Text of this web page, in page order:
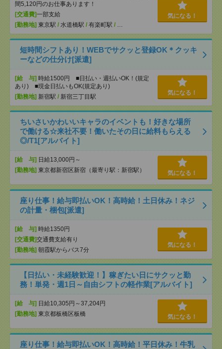
間5,120円のお仕事あります！
[交通費]一部支給
[勤務地] 東京駅 / 水道橋駅 / 有楽町駅 / …
気になる！
短時間シフトあり！WEBでサクッと登録OK＊クッキ
ーなどの仕分け[派遣]
[給 与] 時給1500円 ■日払い・週払いOK！(規定
あり) ■現金日払いもOK(規定あり)
[勤務地] 新宿駅 / 新宿三丁目駅
気になる！
ちいさいかわいいキャラのイベントも！好きな場所
で働ける☆来社不要！働いたその日に給料もらえる
◎/T1[アルバイト]
[給 与] 日給13,000円～
[勤務地] 東京都新宿区新宿（最寄り駅：新宿駅） 気になる！
座り仕事！給与即払いOK！高時給！土日休み！ネジ
の計量・梱包[派遣]
[給 与] 時給1350円
[交通費]交通費支給有り
[勤務地] 朝霞駅からバス7分
気になる！
【日払い・未経験歓迎！】稼ぎたい日にサクッと勤
務！単発・週1日～自由シフトの軽作業[アルバイト]
[給 与] 日給10,305円～37,204円
[勤務地] 東京都板橋区板橋 気になる！
座り仕事！給与即払いOK！高時給！平日休み！牛乳